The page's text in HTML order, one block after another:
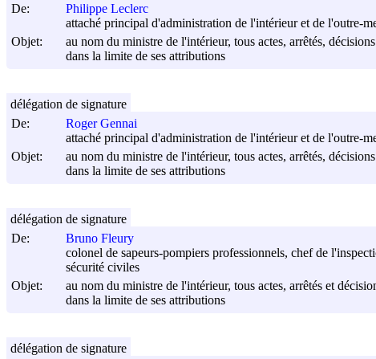
De:
Philippe Leclerc
attaché principal d'administration de l'intérieur et de l'outre-
Objet:
au nom du ministre de l'intérieur, tous actes, arrêtés,
dans la limite de ses attributions
De:
Roger Gennai
attaché principal d'administration de l'intérieur et de l'outre-
Objet:
au nom du ministre de l'intérieur, tous actes, arrêtés,
dans la limite de ses attributions
délégation de signature
De:
Bruno Fleury
colonel de sapeurs-pompiers professionnels, chef de
sécurité civiles
Objet:
au nom du ministre de l'intérieur, tous actes, arrêtés et
dans la limite de ses attributions
délégation de signature
délégation de signature